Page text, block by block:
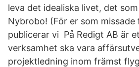
leva det idealiska livet, det
Nybrobo! (För er som missade
publicerar vi På Redigt AB är
verksamhet ska vara
projektledning inom främst